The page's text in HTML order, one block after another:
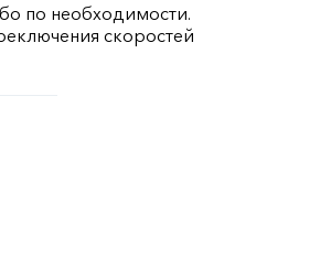
по необходимости.
скоростей